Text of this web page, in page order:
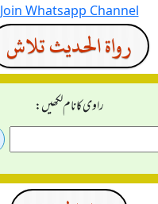
Join Whatsapp Channel
رواة الحديث تلاش
راوی کا نام لکھیں: